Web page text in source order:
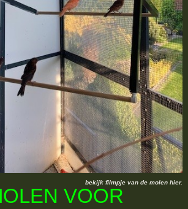
bekijk filmpje van de molen hier.
VOOR